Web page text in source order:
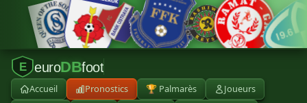
E euroDBfoot
Accueil Pronostics 🏆 Palmarès
Joueurs